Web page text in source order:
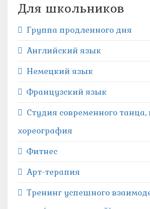
Для школьников
Группа продленного дня
Английский язык
Немецкий язык
Французский язык
Студия современного танца,
хореография
Фитнес
Арт-терапия
Тренинг успешного